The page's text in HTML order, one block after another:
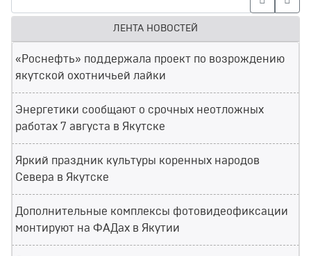
ЛЕНТА НОВОСТЕЙ
«Роснефть» поддержала проект по возрождению
якутской охотничьей лайки
Энергетики сообщают о срочных неотложных
работах 7 августа в Якутске
Яркий праздник культуры коренных народов
Севера в Якутске
Дополнительные комплексы фотовидеофиксации
монтируют на ФАДах в Якутии